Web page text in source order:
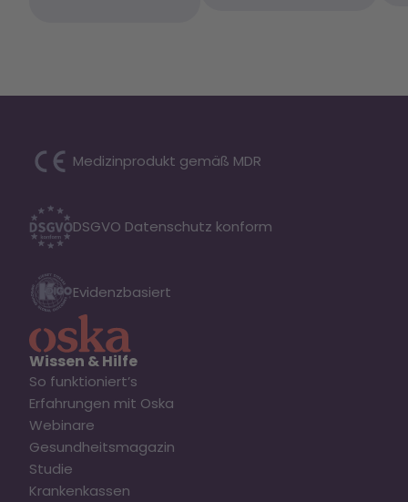
Medizinprodukt gemäß MDR
DSGVO Datenschutz konform
Evidenzbasiert
Wissen & Hilfe
So funktioniert’s
Erfahrungen mit Oska
Webinare
Gesundheitsmagazin
Studie
Krankenkassen